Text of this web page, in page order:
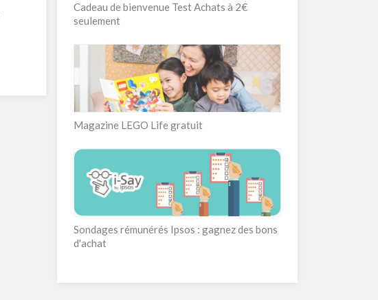
Cadeau de bienvenue Test Achats à 2€
seulement
Magazine LEGO Life gratuit
Sondages rémunérés Ipsos : gagnez des bons
d'achat